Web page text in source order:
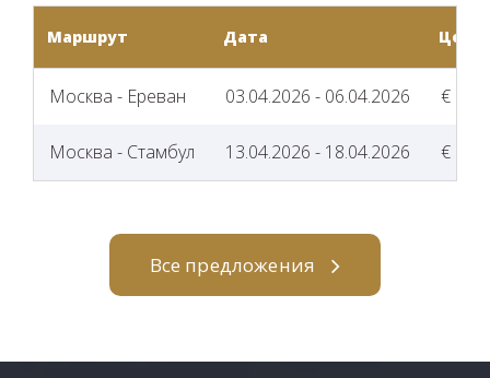
Маршрут Дата Цена
Москва - Ереван 03.04.2026 - 06.04.2026 € 29
Москва - Стамбул 13.04.2026 - 18.04.2026 € 30
Все предложения